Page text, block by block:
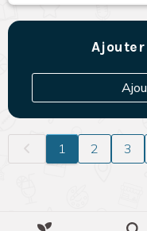
Ajouter
1 2 3